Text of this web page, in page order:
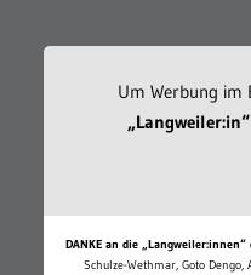
Um Werbung im
„Langweiler:in“
DANKE an die
Schulze-Wethmar, Goto